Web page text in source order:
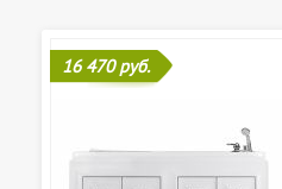
16 470 руб.